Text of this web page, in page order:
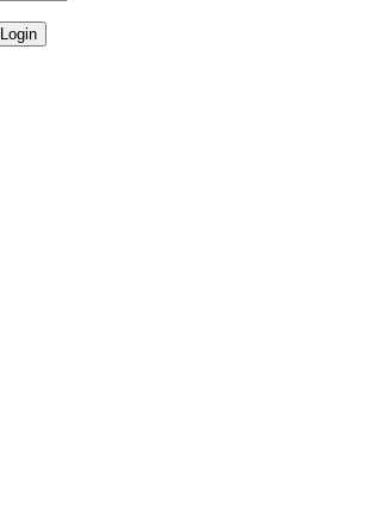
Login